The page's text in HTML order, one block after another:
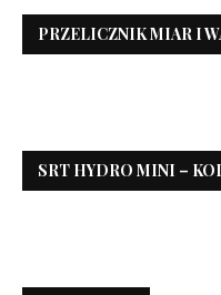
PRZELICZNIK MIAR I
SRT HYDRO MINI –